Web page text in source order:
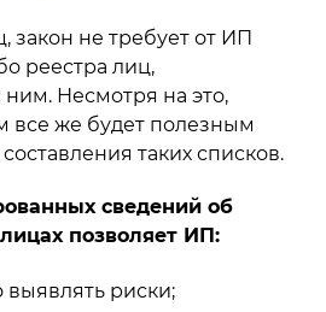
закон не требует от ИП
реестра лиц,
Несмотря на это,
все же будет полезным
таких списков.
сведений об
позволяет ИП:
риски;